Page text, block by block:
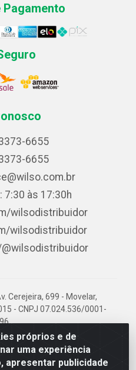
próprios e de
uma experiência
apresentar publicidade
Pagamento
6655
6655
7:30 às 17:30h
wilsodistribuidor
wilsodistribuidor
Cerejeira, 699 - Movelar,
- CNPJ 07.024.536/0001-
96